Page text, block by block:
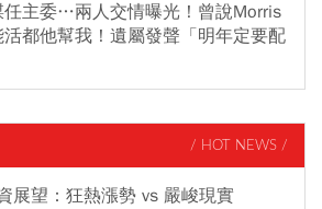
任主委…兩人交情曝光！曾說Morris
都他幫我！遺屬發聲「明年定要配
/ HOT NEWS /
展望：狂熱漲勢 vs 嚴峻現實